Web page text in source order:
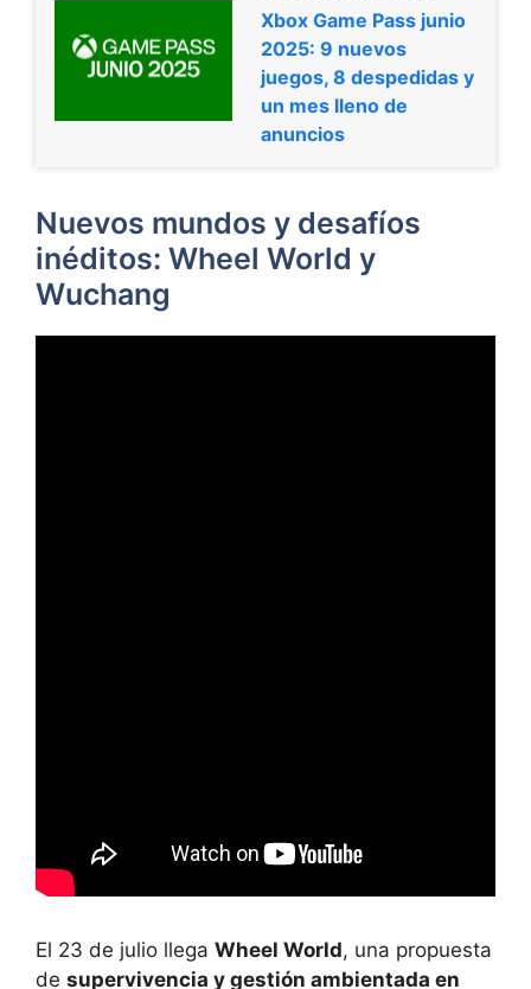
Xbox Game Pass junio
2025: 9 nuevos
juegos, 8 despedidas y
un mes lleno de
anuncios
Nuevos mundos y desafíos
inéditos: Wheel World y
Wuchang
El 23 de julio llega Wheel World, una propuesta
de supervivencia y gestión ambientada en